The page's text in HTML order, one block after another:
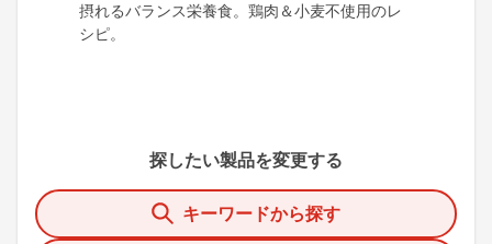
摂れるバランス栄養食。鶏肉＆小麦不使用のレ
シピ。
探したい製品を変更する
キーワードから探す